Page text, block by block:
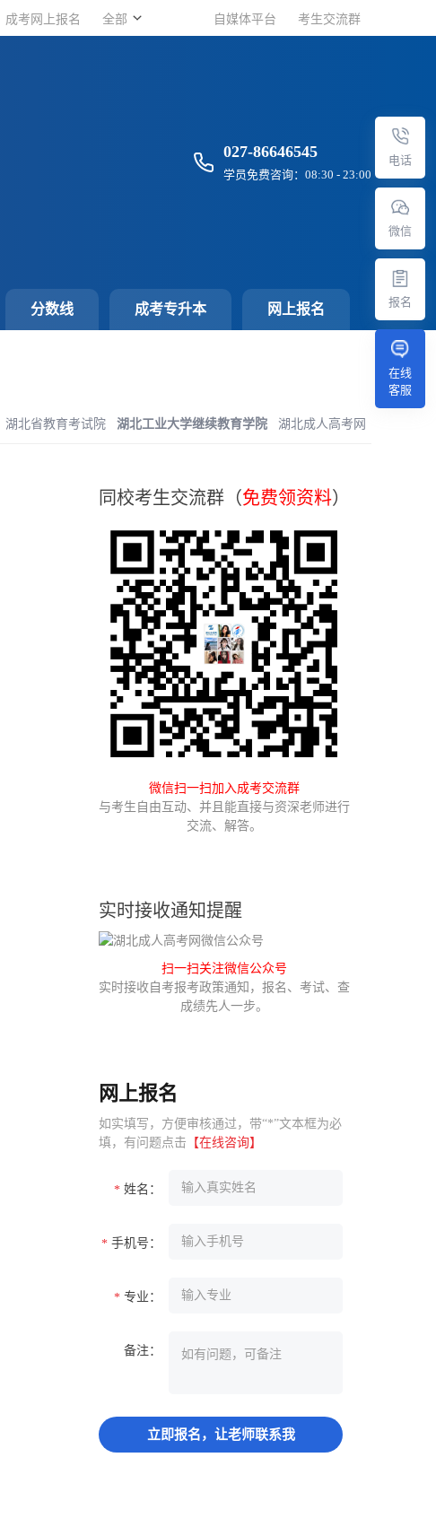
成考网上报名 全部 自媒体平台 考生交流群
027-86646545
学员免费咨询：08:30 - 23:00
分数线 成考专升本 网上报名
电话
微信
报名
在线
客服
湖北省教育考试院 湖北工业大学继续教育学院 湖北成人高考网
同校考生交流群（免费领资料）
微信扫一扫加入成考交流群
与考生自由互动、并且能直接与资深老师进行
交流、解答。
成考网上报名 全部 自媒体平台 考生交流群
实时接收通知提醒
扫一扫关注微信公众号
实时接收自考报考政策通知，报名、考试、查
成绩先人一步。
网上报名
如实填写，方便审核通过，带“*”文本框为必
填，有问题点击 【在线咨询】
* 姓名：
* 手机号：
* 专业：
备注：